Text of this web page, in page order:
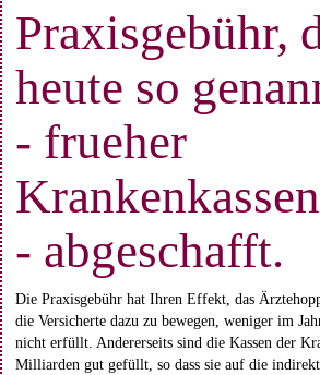
Praxisgebühr,
heute so
- frueher
- abgeschafft.
Die Praxisgebühr hat Ihren Effekt, das
die Versicherte dazu zu bewegen, weniger im
nicht erfüllt. Andererseits sind die Kassen der
Milliarden gut gefüllt, so dass sie auf die